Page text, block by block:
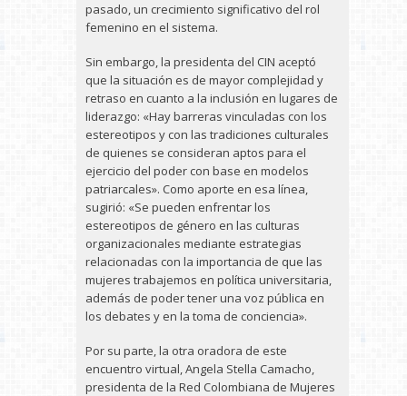
pasado, un crecimiento significativo del rol
femenino en el sistema.
Sin embargo, la presidenta del CIN aceptó
que la situación es de mayor complejidad y
retraso en cuanto a la inclusión en lugares de
liderazgo: «Hay barreras vinculadas con los
estereotipos y con las tradiciones culturales
de quienes se consideran aptos para el
ejercicio del poder con base en modelos
patriarcales». Como aporte en esa línea,
sugirió: «Se pueden enfrentar los
estereotipos de género en las culturas
organizacionales mediante estrategias
relacionadas con la importancia de que las
mujeres trabajemos en política universitaria,
además de poder tener una voz pública en
los debates y en la toma de conciencia».
Por su parte, la otra oradora de este
encuentro virtual, Angela Stella Camacho,
presidenta de la Red Colombiana de Mujeres